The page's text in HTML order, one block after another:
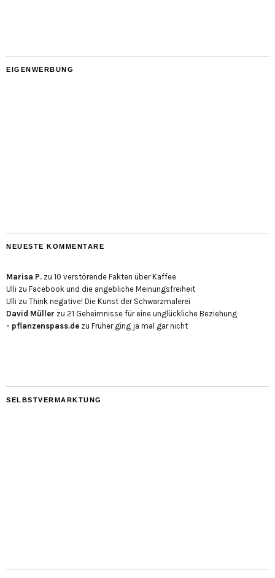
EIGENWERBUNG
NEUESTE KOMMENTARE
Marisa P. zu 10 verstörende Fakten über Kaffee
Ulli zu Facebook und die angebliche Meinungsfreiheit
Ulli zu Think negative! Die Kunst der Schwarzmalerei
David Müller zu 21 Geheimnisse für eine unglückliche Beziehung
- pflanzenspass.de zu Früher ging ja mal gar nicht
SELBSTVERMARKTUNG